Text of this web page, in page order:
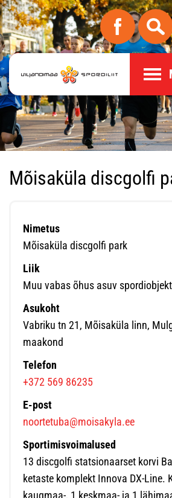
Mõisaküla discgolfi
Nimetus
Mõisaküla discgolfi park
Liik
Muu vabas õhus asuv spordiobjekt
Asukoht
Vabriku tn 21, Mõisaküla linn,
maakond
Telefon
+372 569 86235
E-post
noortetuba@moisakyla.ee
Sportimisvoimalused
13 discgolfi statsionaarset korvi
ketaste komplekt Innova DX-Line.
kaugmaa-, 1 keskmaa- ja 1